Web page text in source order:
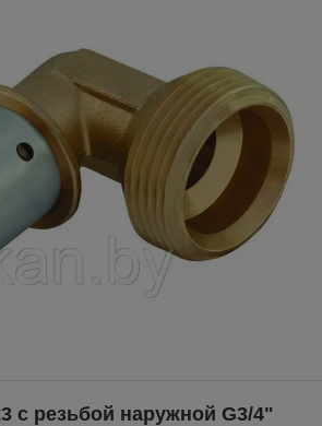
с резьбой наружной G3/4"